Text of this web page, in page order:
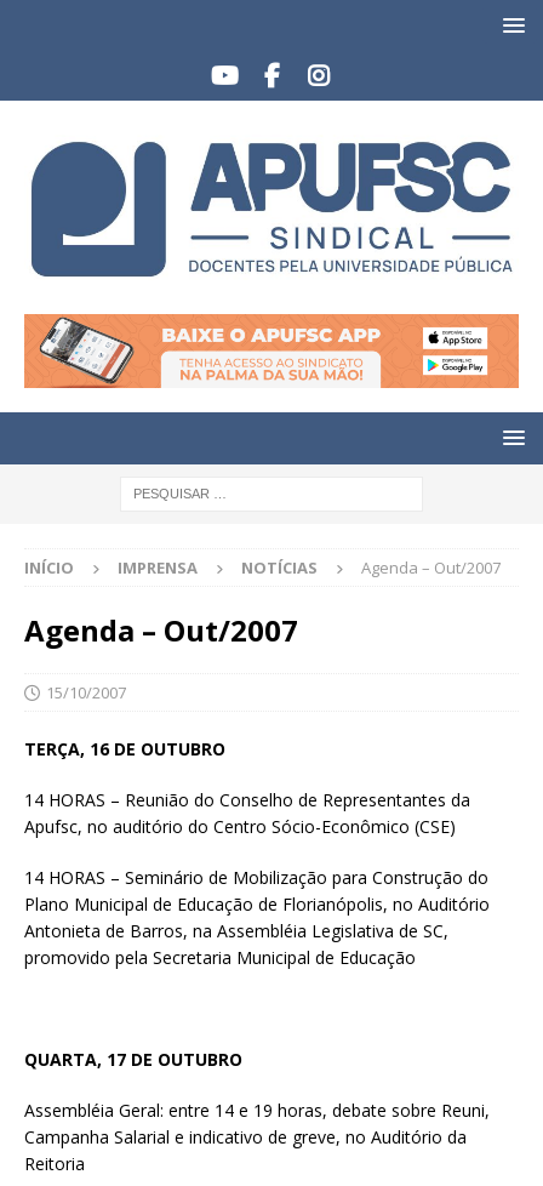
INÍCIO IMPRENSA NOTÍCIAS Agenda – Out/2007
Agenda – Out/2007
15/10/2007
TERÇA, 16 DE OUTUBRO
14 HORAS – Reunião do Conselho de Representantes da
Apufsc, no auditório do Centro Sócio-Econômico (CSE)
14 HORAS – Seminário de Mobilização para Construção do
Plano Municipal de Educação de Florianópolis, no Auditório
Antonieta de Barros, na Assembléia Legislativa de SC,
promovido pela Secretaria Municipal de Educação
QUARTA, 17 DE OUTUBRO
Assembléia Geral: entre 14 e 19 horas, debate sobre Reuni,
Campanha Salarial e indicativo de greve, no Auditório da
Reitoria